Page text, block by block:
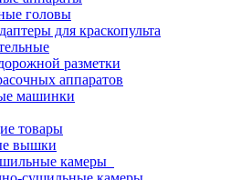
головы
для краскопульта
разметки
аппаратов
машинки
товары
вышки
камеры